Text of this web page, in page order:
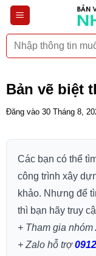
Bỏ
qua
nộiTìm
kiếm:
Bản vẽ biệt
Đăng vào 30 Tháng 8,
Các bạn có thể
công trình xây
khảo. Nhưng để
thì bạn hãy truy
+ Tham gia nhóm
+ Zalo hỗ trợ